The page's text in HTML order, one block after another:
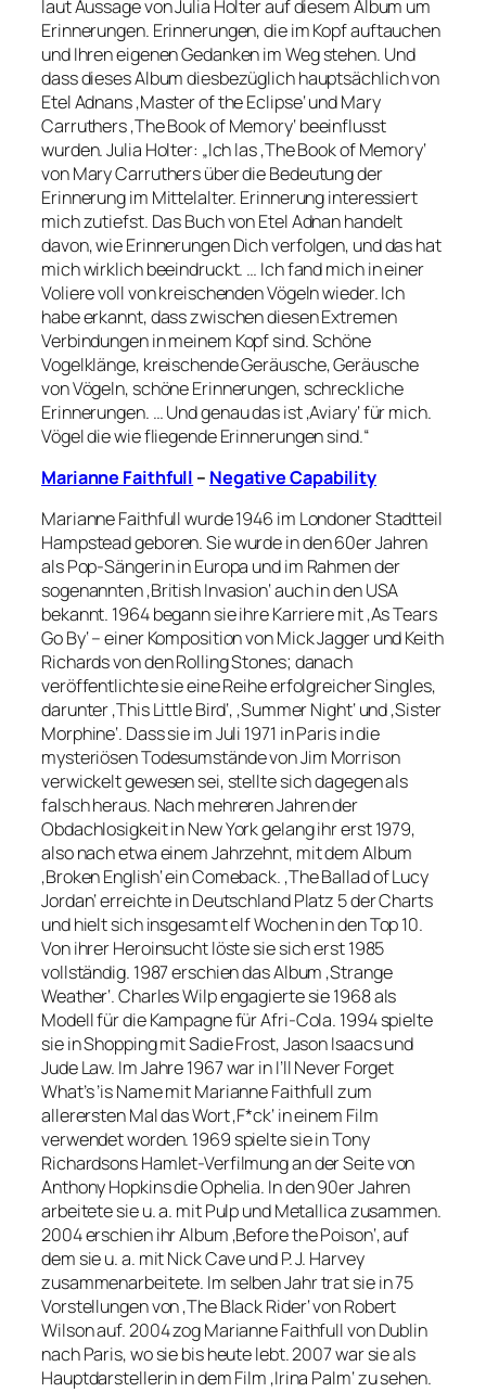
laut Aussage von Julia Holter auf diesem Album um
Erinnerungen. Erinnerungen, die im Kopf auftauchen
und Ihren eigenen Gedanken im Weg stehen. Und
dass dieses Album diesbezüglich hauptsächlich von
Etel Adnans ‚Master of the Eclipse‘ und Mary
Carruthers ‚The Book of Memory‘ beeinflusst
wurden. Julia Holter: „Ich las ‚The Book of Memory‘
von Mary Carruthers über die Bedeutung der
Erinnerung im Mittelalter. Erinnerung interessiert
mich zutiefst. Das Buch von Etel Adnan handelt
davon, wie Erinnerungen Dich verfolgen, und das hat
mich wirklich beeindruckt. … Ich fand mich in einer
Voliere voll von kreischenden Vögeln wieder. Ich
habe erkannt, dass zwischen diesen Extremen
Verbindungen in meinem Kopf sind. Schöne
Vogelklänge, kreischende Geräusche, Geräusche
von Vögeln, schöne Erinnerungen, schreckliche
Erinnerungen. … Und genau das ist ‚Aviary‘ für mich.
Vögel die wie fliegende Erinnerungen sind.“
Marianne Faithfull – Negative Capability
Marianne Faithfull wurde 1946 im Londoner Stadtteil
Hampstead geboren. Sie wurde in den 60er Jahren
als Pop-Sängerin in Europa und im Rahmen der
sogenannten ‚British Invasion‘ auch in den USA
bekannt. 1964 begann sie ihre Karriere mit ‚As Tears
Go By‘ – einer Komposition von Mick Jagger und Keith
Richards von den Rolling Stones; danach
veröffentlichte sie eine Reihe erfolgreicher Singles,
darunter ‚This Little Bird‘, ‚Summer Night‘ und ‚Sister
Morphine‘. Dass sie im Juli 1971 in Paris in die
mysteriösen Todesumstände von Jim Morrison
verwickelt gewesen sei, stellte sich dagegen als
falsch heraus. Nach mehreren Jahren der
Obdachlosigkeit in New York gelang ihr erst 1979,
also nach etwa einem Jahrzehnt, mit dem Album
‚Broken English‘ ein Comeback. ‚The Ballad of Lucy
Jordan‘ erreichte in Deutschland Platz 5 der Charts
und hielt sich insgesamt elf Wochen in den Top 10.
Von ihrer Heroinsucht löste sie sich erst 1985
vollständig. 1987 erschien das Album ‚Strange
Weather‘. Charles Wilp engagierte sie 1968 als
Modell für die Kampagne für Afri-Cola. 1994 spielte
sie in Shopping mit Sadie Frost, Jason Isaacs und
Jude Law. Im Jahre 1967 war in I’ll Never Forget
What’s ’is Name mit Marianne Faithfull zum
allerersten Mal das Wort ‚F*ck‘ in einem Film
verwendet worden. 1969 spielte sie in Tony
Richardsons Hamlet-Verfilmung an der Seite von
Anthony Hopkins die Ophelia. In den 90er Jahren
arbeitete sie u. a. mit Pulp und Metallica zusammen.
2004 erschien ihr Album ‚Before the Poison‘, auf
dem sie u. a. mit Nick Cave und P. J. Harvey
zusammenarbeitete. Im selben Jahr trat sie in 75
Vorstellungen von ‚The Black Rider‘ von Robert
Wilson auf. 2004 zog Marianne Faithfull von Dublin
nach Paris, wo sie bis heute lebt. 2007 war sie als
Hauptdarstellerin in dem Film ‚Irina Palm‘ zu sehen.